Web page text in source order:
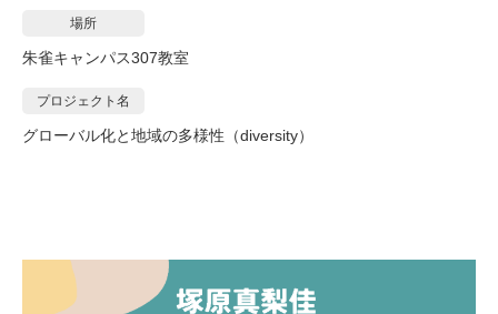
場所
朱雀キャンパス307教室
プロジェクト名
グローバル化と地域の多様性（diversity）